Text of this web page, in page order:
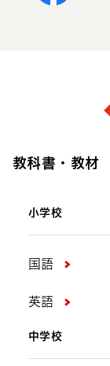
教科書・教材
小学校
国語
英語
中学校